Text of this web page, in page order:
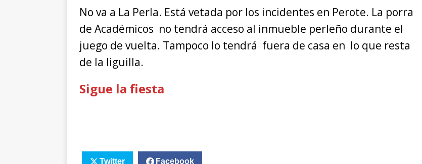
No va a La Perla. Está vetada por los incidentes en Perote. La porra
de Académicos no tendrá acceso al inmueble perleño durante el
juego de vuelta. Tampoco lo tendrá fuera de casa en lo que resta
de la liguilla.
Sigue la fiesta
Twitter Facebook